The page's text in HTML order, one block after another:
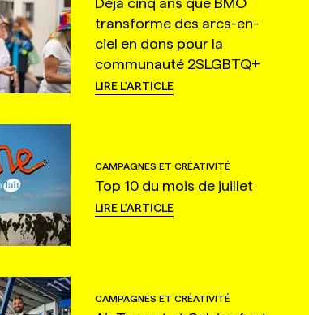
transforme des arcs-en-
ciel en dons pour la
communauté 2SLGBTQ+
LIRE L'ARTICLE
CAMPAGNES ET CRÉATIVITÉ
Top 10 du mois de juillet
LIRE L'ARTICLE
CAMPAGNES ET CRÉATIVITÉ